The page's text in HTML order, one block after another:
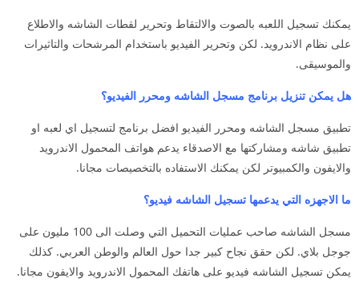
يمكنك تسجيل اللعبه بالصوت والالتقاط وتحرير لقطات الشاشه والاطلاع
على نظام الاندرويد. لكن وتحرير الفيديو باستخدام المرشحات والتاثيرات
والموسيقى.
هل يمكن تنزيل برنامج مسجل الشاشه ومحرر الفيديو؟
تطبيق مسجل الشاشه ومحرر الفيديو افضل برنامج لتسجيل اي لعبه او
تطبيق شاشه ومشاركتها مع الاصدقاء يدعم هواتف المحمول الاندرويد
والايفون والكمبيوتر لكن يمكنك الاستفاده بالتخصيصات مجانا.
ما الاجهزه التي يدعمها تسجيل الشاشه فيديو؟
مسجل الشاشه صاحب عمليات التحميل التي وصلت الى 100 مليون على
جوجل بلاي. لكن حقق نجاح كبير جدا حول العالم والوطن العربي. كذلك
يمكن تسجيل الشاشه فيديو على هاتفك المحمول الاندرويد والايفون مجانا.